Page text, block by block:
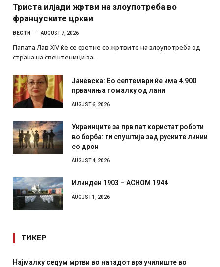
Триста илјади жртви на злоупотреба во
француските цркви
ВЕСТИ AUGUST 7, 2026
Папата Лав XIV ќе се сретне со жртвите на злоупотреба од
страна на свештеници за…
Јаневска: Во септември ќе има 4.900
првачиња помалку од лани
AUGUST 6, 2026
Украинците за прв пат користат роботи
во борба: ги спуштија зад руските линии
со дрон
AUGUST 4, 2026
Илинден 1903 – АСНОМ 1944
AUGUST 1, 2026
ТИКЕР
Најмалку седум мртви во нападот врз училиште во